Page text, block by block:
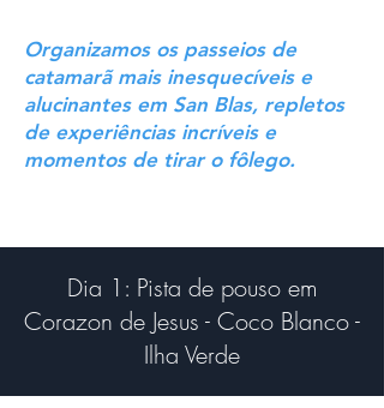
Organizamos os passeios de
catamarã mais inesquecíveis e
alucinantes em San Blas, repletos
de experiências incríveis e
momentos de tirar o fôlego.
Dia 1: Pista de pouso em
Corazon de Jesus - Coco Blanco -
Ilha Verde